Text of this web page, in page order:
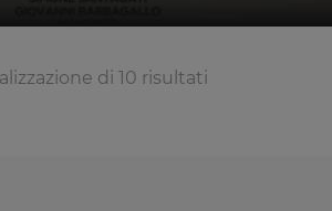
di 10 risultati